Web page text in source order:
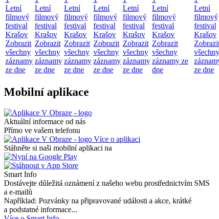
Letní
filmový
festival
Krašov
Zobrazit
všechny
záznamy
ze dne
Letní
filmový
festival
Krašov
Zobrazit
všechny
záznamy
ze dne
Letní
filmový
festival
Krašov
Zobrazit
všechny
záznamy
ze dne
Letní
filmový
festival
Krašov
Zobrazit
všechny
záznamy
ze dne
Letní
filmový
festival
Krašov
Zobrazit
všechny
záznamy
ze dne
Letní
filmový
festival
Krašov
Zobrazit
všechny
záznamy ze
dne
Letní
filmový
festival
Krašov
všechny
ze dne
Mobilní aplikace
Aktuální informace od nás
Přímo ve vašem telefonu
Více o aplikaci
Stáhněte si naši mobilní aplikaci na
Smart Info
Dostávejte důležitá oznámení z našeho webu prostřednictvím SMS
a e-mailů
Například: Pozvánky na připravované události a akce, krátké
a podstatné informace...